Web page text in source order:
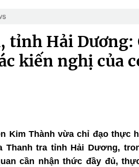
tỉnh Hải Dương:
kiến nghị của
Kim Thành vừa chỉ đạo thực
Thanh tra tỉnh Hải Dương,
cần nhận thức đầy đủ,